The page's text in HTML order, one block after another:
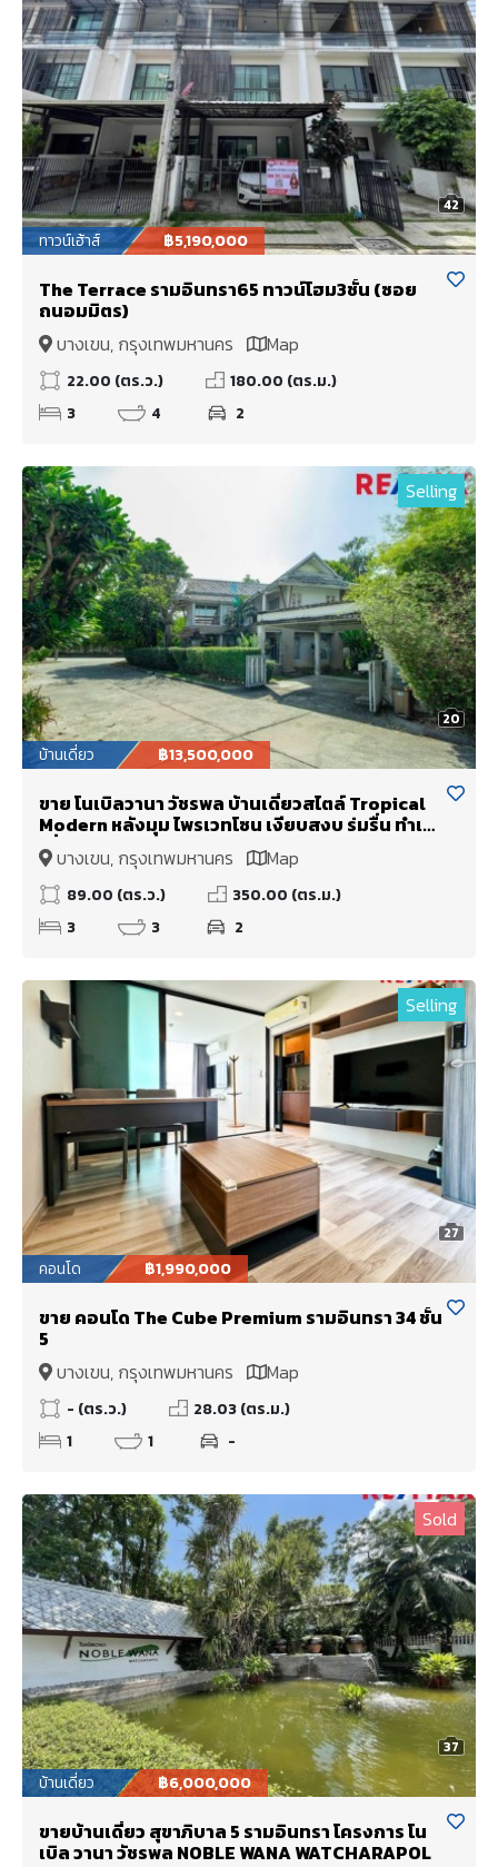
42
ทาวน์เฮ้าส์ ฿5,190,000
The Terrace รามอินทรา65 ทาวน์โฮม3ชั้น (ซอย
ถนอมมิตร)
บางเขน, กรุงเทพมหานคร
Map
22.00 (ตร.ว.)
180.00 (ตร.ม.)
3
4 2
20
Selling
บ้านเดี่ยว ฿13,500,000
ขาย โนเบิลวานา วัชรพล บ้านเดี่ยวสไตล์ Tropical
Modern หลังมุม ไพรเวทโซน เงียบสงบ ร่มรื่น ทำเล
เยี่ยม ใกล้ป้อมยาม โครงสร้างดี ราคาพิเศษ
บางเขน, กรุงเทพมหานคร Map
89.00 (ตร.ว.)
350.00 (ตร.ม.)
3
3 2
27
Selling
คอนโด ฿1,990,000
ขาย คอนโด The Cube Premium รามอินทรา 34 ชั้น
5
บางเขน, กรุงเทพมหานคร
Map
- (ตร.ว.)
28.03 (ตร.ม.)
1
1 -
37
Sold
บ้านเดี่ยว ฿6,000,000
ขายบ้านเดี่ยว สุขาภิบาล 5 รามอินทรา โครงการ โน
เบิล วานา วัชรพล NOBLE WANA WATCHARAPOL